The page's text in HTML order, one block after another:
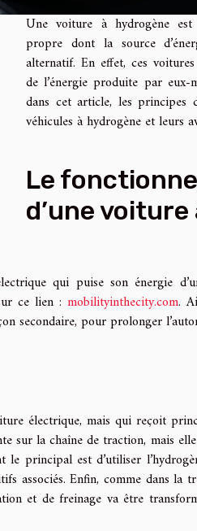
Une voiture à hydrogène
propre dont la source
alternatif. En effet, ces
de l’énergie produite par eux-
dans cet article, les principes
véhicules à hydrogène et leurs
Le
d’une voiture
qui puise son énergie
ce lien : mobilityinthecity.com.
secondaire, pour prolonger
électrique, mais qui reçoit
sur la chaîne de traction, mais
le principal est d’utiliser
associés. Enfin, comme dans la
et de freinage va être